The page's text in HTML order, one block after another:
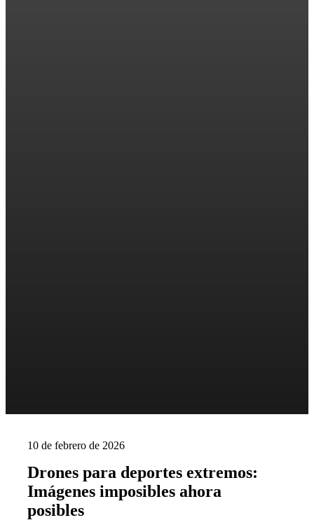
10 de febrero de 2026
Drones para deportes extremos:
Imágenes imposibles ahora
posibles